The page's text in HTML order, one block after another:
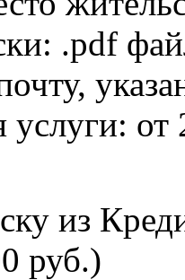
.pdf
услуги: от
из
руб.)